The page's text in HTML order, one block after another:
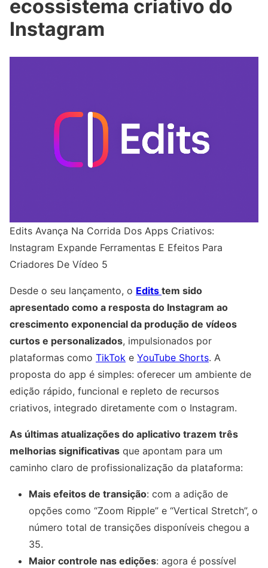
ecossistema criativo do
Instagram
Edits Avança Na Corrida Dos Apps Criativos:
Instagram Expande Ferramentas E Efeitos Para
Criadores De Vídeo 5
Desde o seu lançamento, o Edits tem sido
apresentado como a resposta do Instagram ao
crescimento exponencial da produção de vídeos
curtos e personalizados, impulsionados por
plataformas como TikTok e YouTube Shorts. A
proposta do app é simples: oferecer um ambiente de
edição rápido, funcional e repleto de recursos
criativos, integrado diretamente com o Instagram.
As últimas atualizações do aplicativo trazem três
melhorias significativas que apontam para um
caminho claro de profissionalização da plataforma:
Mais efeitos de transição: com a adição de
opções como “Zoom Ripple” e “Vertical Stretch”, o
número total de transições disponíveis chegou a
35.
Maior controle nas edições: agora é possível